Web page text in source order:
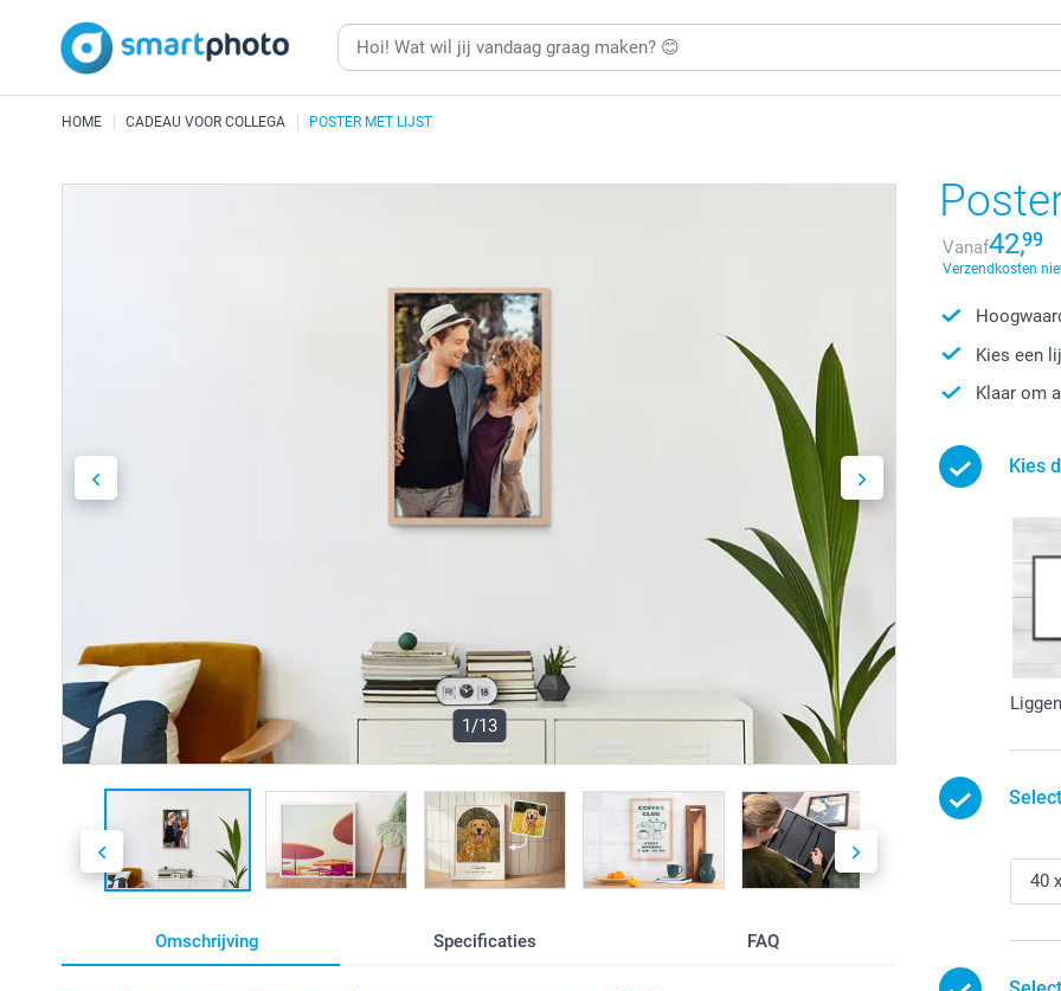
HOME CADEAU VOOR COLLEGA POSTER MET LIJST
1/13
Omschrijving Specificaties FAQ
Vanaf42,99
Verzendkosten
Kies een
Klaar om
Kies